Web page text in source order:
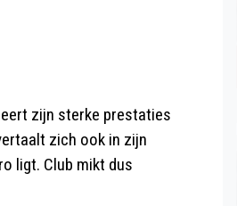
zijn sterke prestaties
zich ook in zijn
ligt. Club mikt dus